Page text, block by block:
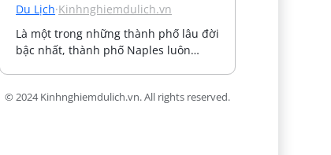
Du Lịch·Kinhnghiemdulich.vn
Là một trong những thành phố lâu đời
bậc nhất, thành phố Naples luôn…
© 2024 Kinhnghiemdulich.vn. All rights reserved.